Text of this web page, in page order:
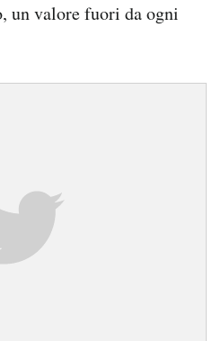
un valore fuori da ogni